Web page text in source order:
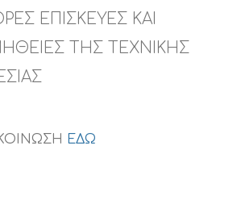
ΕΠΙΣΚΕΥΕΣ ΚΑΙ
ΤΗΣ ΤΕΧΝΙΚΗΣ
ΕΔΩ